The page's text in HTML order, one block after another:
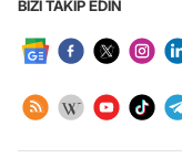
BİZİ TAKİP EDİN